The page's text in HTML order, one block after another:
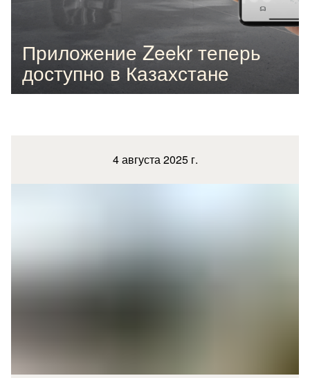
Приложение Zeekr теперь
доступно в Казахстане
4 августа 2025 г.